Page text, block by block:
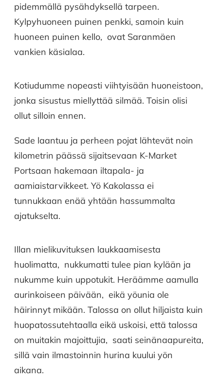
pidemmällä pysähdyksellä tarpeen.
Kylpyhuoneen puinen penkki, samoin kuin
huoneen puinen kello, ovat Saranmäen
vankien käsialaa.
Kotiudumme nopeasti viihtyisään huoneistoon,
jonka sisustus miellyttää silmää. Toisin olisi
ollut silloin ennen.
Sade laantuu ja perheen pojat lähtevät noin
kilometrin päässä sijaitsevaan K-Market
Portsaan hakemaan iltapala- ja
aamiaistarvikkeet. Yö Kakolassa ei
tunnukkaan enää yhtään hassummalta
ajatukselta.
Illan mielikuvituksen laukkaamisesta
huolimatta, nukkumatti tulee pian kylään ja
nukumme kuin uppotukit. Heräämme aamulla
aurinkoiseen päivään, eikä yöunia ole
häirinnyt mikään. Talossa on ollut hiljaista kuin
huopatossutehtaalla eikä uskoisi, että talossa
on muitakin majoittujia, saati seinänaapureita,
sillä vain ilmastoinnin hurina kuului yön
aikana.